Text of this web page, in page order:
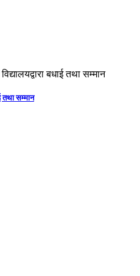
तथा सम्मान